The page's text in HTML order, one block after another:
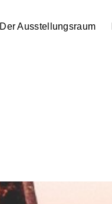
Der Ausstellungsraum